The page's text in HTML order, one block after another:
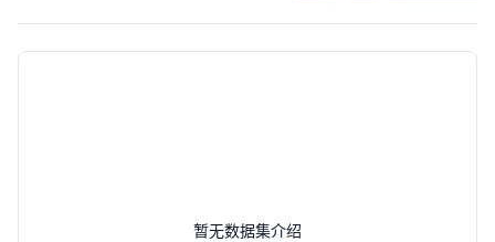
暂无数据集介绍